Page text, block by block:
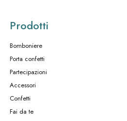
Prodotti
Bomboniere
Porta confetti
Partecipazioni
Accessori
Confetti
Fai da te